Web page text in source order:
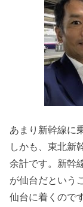
あまり新幹線に
しかも、東北新
余計です。新幹
が仙台だという
仙台に着くので